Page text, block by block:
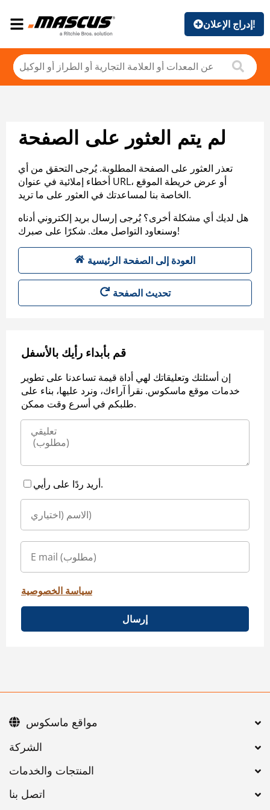
إدراج الإعلان!
لم يتم العثور على الصفحة
تعذر العثور على الصفحة المطلوبة. يُرجى التحقق من أي
أخطاء إملائية في عنوان URL، أو عرض خريطة الموقع
الخاصة بنا لمساعدتك في العثور على ما تريد.
هل لديك أي مشكلة أخرى؟ يُرجى إرسال بريد إلكتروني أدناه
وسنعاود التواصل معك. شكرًا على صبرك!
العودة إلى الصفحة الرئيسية
تحديث الصفحة
قم بأبداء رأيك بالأسفل
إن أسئلتك وتعليقاتك لهي أداة قيمة تساعدنا على تطوير
خدمات موقع ماسكوس. نقرأ آراءك، ونرد عليها، بناء على
طلبكم في أسرع وقت ممكن.
أريد ردًا على رأيي.
سياسة الخصوصية
إرسال
اتصل بنا
مواقع ماسكوس